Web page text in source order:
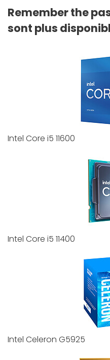
Remember the
sont plus
Intel Core i5 11600
Intel Core i5 11400
Intel Celeron G5925